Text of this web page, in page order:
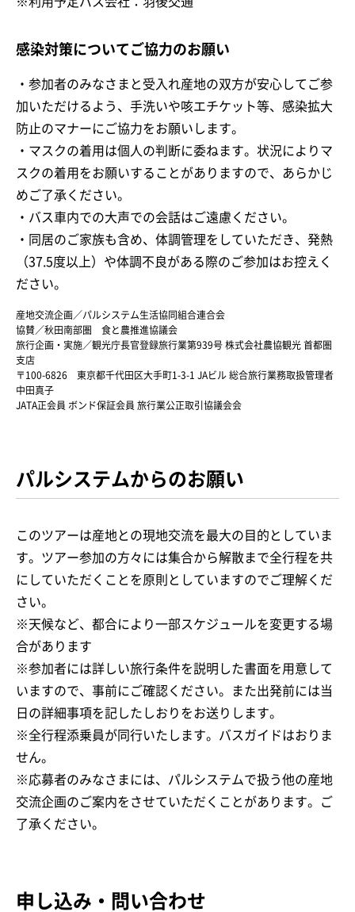
感染対策についてご協力のお願い
・参加者のみなさまと受入れ産地の双方が安心してご参
加いただけるよう、手洗いや咳エチケット等、感染拡大
防止のマナーにご協力をお願いします。
・マスクの着用は個人の判断に委ねます。状況によりマ
スクの着用をお願いすることがありますので、あらかじ
めご了承ください。
・バス車内での大声での会話はご遠慮ください。
・同居のご家族も含め、体調管理をしていただき、発熱
（37.5度以上）や体調不良がある際のご参加はお控えく
ださい。
産地交流企画／パルシステム生活協同組合連合会
協賛／秋田南部圏 食と農推進協議会
旅行企画・実施／観光庁長官登録旅行業第939号 株式会社農協観光 首都圏
支店
〒100-6826 東京都千代田区大手町1-3-1 JAビル 総合旅行業務取扱管理者
中田真子
JATA正会員 ボンド保証会員 旅行業公正取引協議会会
パルシステムからのお願い
このツアーは産地との現地交流を最大の目的としていま
す。ツアー参加の方々には集合から解散まで全行程を共
にしていただくことを原則としていますのでご理解くだ
さい。
※天候など、都合により一部スケジュールを変更する場
合があります
※参加者には詳しい旅行条件を説明した書面を用意して
いますので、事前にご確認ください。また出発前には当
日の詳細事項を記したしおりをお送りします。
※全行程添乗員が同行いたします。バスガイドはおりま
せん。
※応募者のみなさまには、パルシステムで扱う他の産地
交流企画のご案内をさせていただくことがあります。ご
了承ください。
申し込み・問い合わせ